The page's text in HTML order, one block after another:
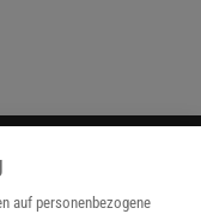
am Kiosk:
auf personenbezogene